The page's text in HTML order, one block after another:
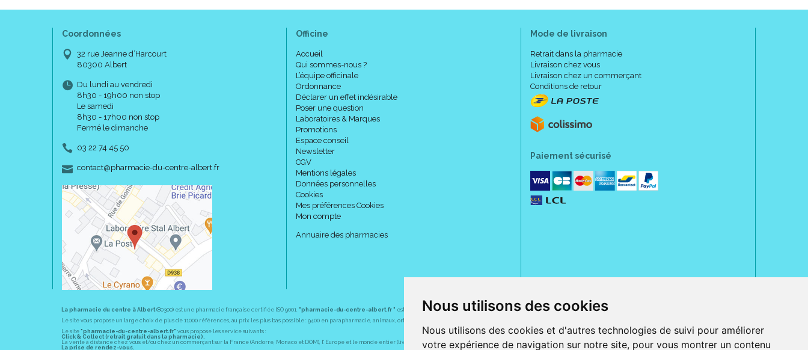
Nous utilisons des cookies
Nous utilisons des cookies et d'autres technologies de suivi pour améliorer
votre expérience de navigation sur notre site, pour vous montrer un contenu
Coordonnées
32 rue Jeanne d’Harcourt
80300 Albert
Du lundi au vendredi
8h30 - 19h00 non stop
Le samedi
8h30 - 17h00 non stop
Fermé le dimanche
03 22 74 45 50
contact-
@-
pharmacie-du-centre-albert.fr
Officine
Accueil
Qui sommes-nous ?
L’équipe officinale
Ordonnance
Déclarer un effet indésirable
Poser une question
Laboratoires & Marques
Promotions
Espace conseil
Newsletter
CGV
Mentions légales
Données personnelles
Cookies
Mes préférences Cookies
Mon compte
Annuaire des pharmacies
Mode de livraison
Retrait dans la pharmacie
Livraison chez vous
Livraison chez un commerçant
Conditions de retour
Paiement sécurisé
La pharmacie du centre à Albert(80300) est une pharmacie française certifiée ISO 9001. "pharmacie-du-centre-albert.fr " est le site internet de la pharmacie du centre
, 32 rue Jeanne d' Harcourt, 80300 Albert.
Le site vous propose un large choix de plus de 11000 références, au prix les plus bas possible : 9400 en parapharmacie, animaux, orthopédie, matériel médical. 1700 en médicaments sans ordonnance.
Le site "pharmacie-du-centre-albert.fr" vous propose les service suivants :
Click & Collect (retrait gratuit dans la pharmacie).
La vente à distance chez vous et/ou chez un commerçant sur la France (Andorre, Monaco et DOM), l' Europe et le monde entier (livraison assuré par Colissimo et ses partenaires à l' étranger).
La prise de rendez-vous.